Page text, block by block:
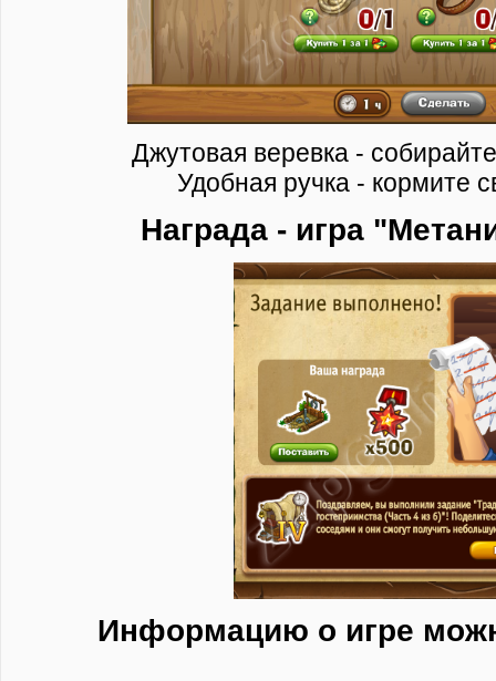
Джутовая веревка -
Удобная ручка - кормите
Награда - игра
Информацию о игре